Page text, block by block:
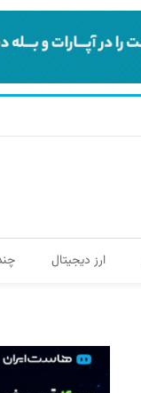
ارز دیجیتال